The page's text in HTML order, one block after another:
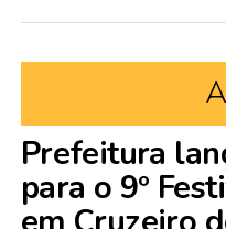
Prefeitura
para o 9º